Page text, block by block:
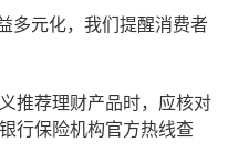
多元化，我们提醒消费者
推荐理财产品时，应核对
行保险机构官方热线查